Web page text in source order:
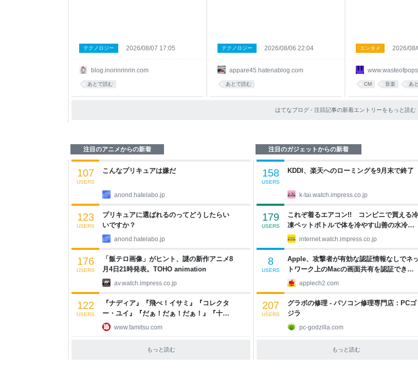
blog.inorinrinrin.com
はGitHub★8.9k, 2026年8月上旬で週間ダ
ウンロード数が1500万ダウンロードとい
ChatGPT WebがZodからValibotに移行し
てたり、FlueでもValibotが使われていた
テクノロジー 2026/08/07 17:05
あとで読む
appare45.hatenablog.com
内容（通常 dmesg コマンドで表示される
内容）を、プログラム終了時に確認した
合は次のような記述になります。 // ヘッ
ダファイルなどは省略 void program() { int
テクノロジー 2026/08/06 22:04
あとで読む
いる方です。 割とし
人が何でこんな曲を、
せて、自分の「置きに
ろから思い切り外し
題曲にしてカラオケ
エンタメ 2026/
CM 音楽 あ
はてなブログ - 注目記事の新着エントリーをもっと読む
注目のアニメからの新着
こんなプリキュアは嫌だ
107
USERS
anond.hatelabo.jp
プリキュアに選ばれるのってどうしたらい
いですか？
123
USERS
anond.hatelabo.jp
「飯テロ画像」がヒント、謎の新作アニメ8
月4日21時発表。TOHO animation
176
USERS
av.watch.impress.co.jp
『ナディア』『飛べ！イサミ』『コレクタ
ー・ユイ』『だぁ！だぁ！だぁ！』『十二
国記』などNHKのなつかしアニメ10作品の
122
USERS
www.famitsu.com
もっと読む
注目のガジェットからの新着
KDDI、楽天へのローミングを9月末で終了
158
USERS
k-tai.watch.impress.co.jp
これぞ着るエアコン!! コンビニで買える冷
凍ペットボトルで体を冷やす山善の水冷ベ
ストがロードバイクにちょうどいい【ぼっ
なにしてる？】
179
USERS
internet.watch.impress.co.jp
Apple、攻撃者が有効な認証情報なしでネ
トワーク上のMacの画面共有を認証できる
脆弱性1件を修正した「macOS Tahoe
15.7.9/Sonoma 14.8.9」をリリース。
8
USERS
applech2.com
グラボの修理 - パソコン修理専門店：PCゴ
ジラ
207
USERS
pc-godzilla.com
もっと読む